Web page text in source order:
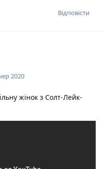
Відповісти
2020
жінок з Солт-Лейк-